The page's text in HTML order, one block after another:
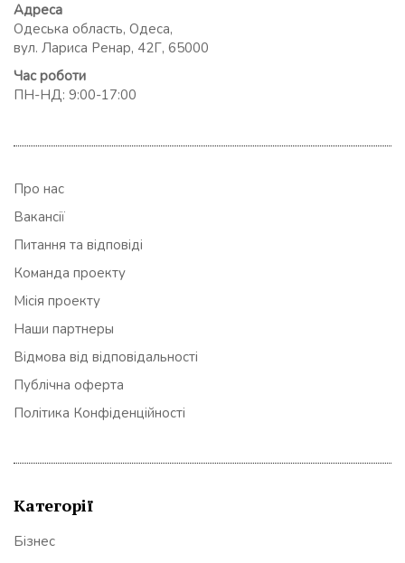
Адреса
Одеська область, Одеса,
вул. Лариса Ренар, 42Г, 65000
Час роботи
ПН-НД: 9:00-17:00
Про нас
Вакансії
Питання та відповіді
Команда проекту
Місія проекту
Наши партнеры
Відмова від відповідальності
Публічна оферта
Політика Конфіденційності
Категорії
Бізнес